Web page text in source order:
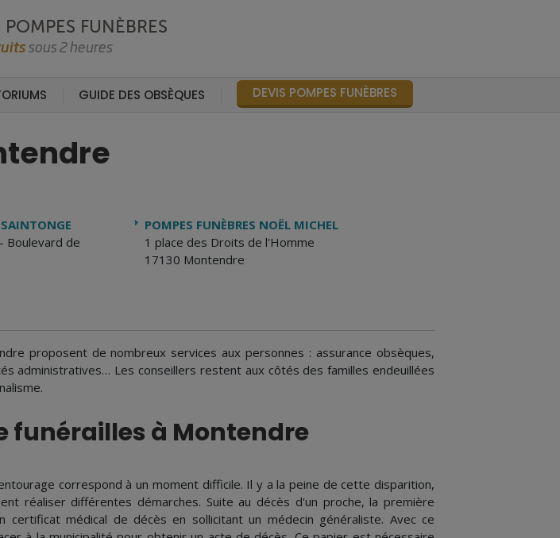
FUNÈBRES
sous 2 heures
GUIDE DES OBSÈQUES DEVIS POMPES FUNÈBRES
proposent de nombreux services aux personnes : assurance obsèques,
administratives… Les conseillers restent aux côtés des familles endeuillées
funérailles à Montendre
correspond à un moment difficile. Il y a la peine de cette disparition,
réaliser différentes démarches. Suite au décès d'un proche, la première
médical de décès en sollicitant un médecin généraliste. Avec ce
Boulevard de
POMPES FUNÈBRES NOËL MICHEL
1 place des Droits de l'Homme
17130 Montendre